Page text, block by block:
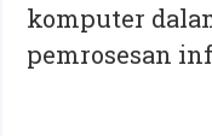
komputer
pemrosesan